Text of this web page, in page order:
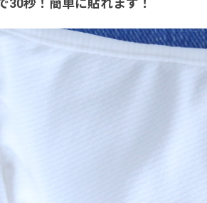
30秒！簡単に貼れます！